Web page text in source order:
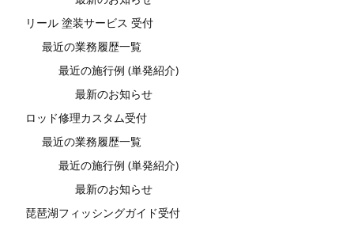
リール 塗装サービス 受付
最近の業務履歴一覧
最近の施行例 (単発紹介)
最新のお知らせ
ロッド修理カスタム受付
最近の業務履歴一覧
最近の施行例 (単発紹介)
最新のお知らせ
琵琶湖フィッシングガイド受付